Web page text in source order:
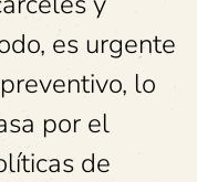
es urgente
lo
por el
de